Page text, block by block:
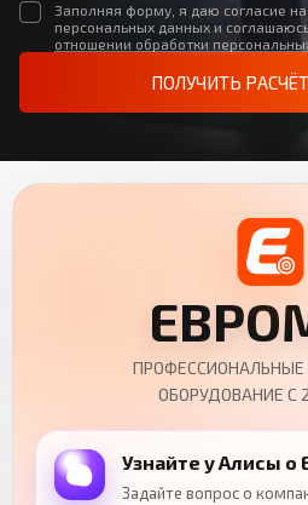
Заполняя форму, я даю согласие
персональных данных и
отношении обработки
ПОЛУЧИТЬ РАСЧЁТ
ПРОФЕССИОНАЛЬНЫЕ
ОБОРУДОВАНИЕ С
Узнайте у Алисы о
Задайте вопрос о